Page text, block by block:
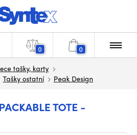
0 0
tašky, karty
Tašky ostatní Peak Design
TOTE -